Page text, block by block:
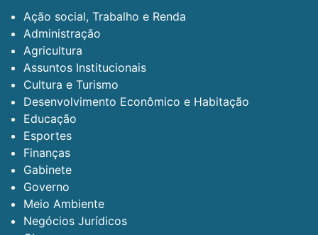
Ação social, Trabalho e Renda
Administração
Agricultura
Assuntos Institucionais
Cultura e Turismo
Desenvolvimento Econômico e Habitação
Educação
Esportes
Finanças
Gabinete
Governo
Meio Ambiente
Negócios Jurídicos